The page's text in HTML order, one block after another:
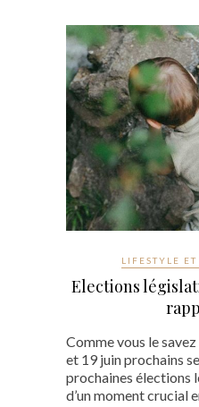
LIFESTYLE
Elections
Comme vous le
et 19 juin prochains
prochaines élections
d’un moment crucial